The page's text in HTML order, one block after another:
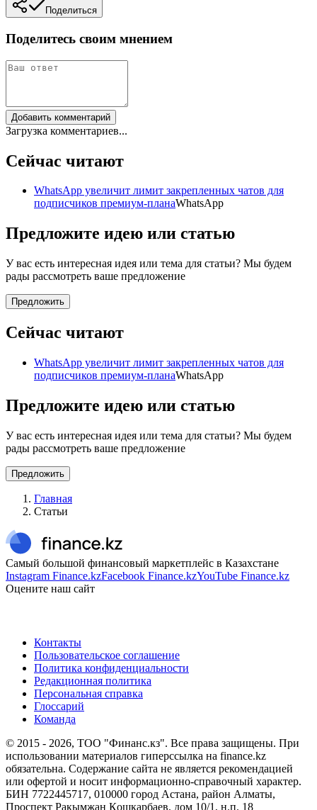
Поделиться
Поделитесь своим мнением
Добавить комментарий
Загрузка комментариев...
Сейчас читают
WhatsApp увеличит лимит закрепленных чатов для
подписчиков премиум-планаWhatsApp
Предложите идею или статью
У вас есть интересная идея или тема для статьи? Мы будем
рады рассмотреть ваше предложение
Предложить
Сейчас читают
WhatsApp увеличит лимит закрепленных чатов для
подписчиков премиум-планаWhatsApp
Предложите идею или статью
У вас есть интересная идея или тема для статьи? Мы будем
рады рассмотреть ваше предложение
Предложить
Главная
Статьи
Самый большой финансовый маркетплейс в Казахстане
Instagram Finance.kzFacebook Finance.kzYouTube Finance.kz
Оцените наш сайт
Контакты
Пользовательское соглашение
Политика конфиденциальности
Редакционная политика
Персональная справка
Глоссарий
Команда
© 2015 - 2026, ТОО "Финанс.кз". Все права защищены. При
использовании материалов гиперссылка на finance.kz
обязательна. Содержание сайта не является рекомендацией
или офертой и носит информационно-справочный характер.
БИН 7722445717, 010000 город Астана, район Алматы,
Проспект Рақымжан Қошқарбаев, дом 10/1, н.п. 18